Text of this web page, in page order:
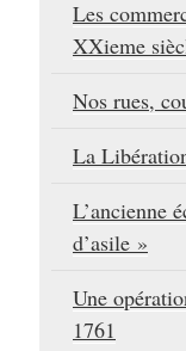
Les
XXieme
Nos rues,
La
L’ancienne
d’asile »
Une
1761